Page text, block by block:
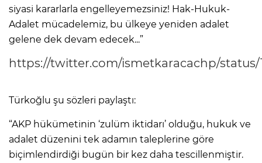
siyasi kararlarla engelleyemezsiniz! Hak-Hukuk-
Adalet mücadelemiz, bu ülkeye yeniden adalet
gelene dek devam edecek...”
https://twitter.com/ismetkaracachp/status/
Türkoğlu şu sözleri paylaştı:
“AKP hükümetinin ‘zulüm iktidarı’ olduğu, hukuk ve
adalet düzenini tek adamın taleplerine göre
biçimlendirdiği bugün bir kez daha tescillenmiştir.